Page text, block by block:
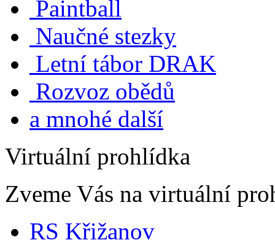
Paintball
Naučné stezky
Letní tábor DRAK
Rozvoz obědů
a mnohé další
Virtuální prohlídka
Zveme Vás na virtuální
RS Křižanov